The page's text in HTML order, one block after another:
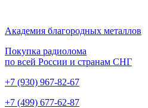
Академия благородных металлов
Покупка радиолома
по всей России и странам СНГ
+7 (930) 967-82-67
+7 (499) 677-62-87